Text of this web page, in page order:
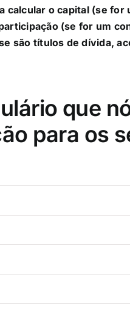
calcular o capital (se
(se for um
são títulos de dívida,
que
para os